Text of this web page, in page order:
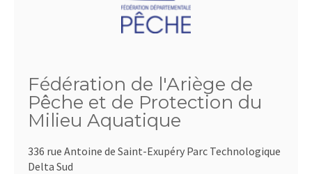
Fédération de l'Ariège de
Pêche et de Protection du
Milieu Aquatique
336 rue Antoine de Saint-Exupéry Parc Technologique
Delta Sud